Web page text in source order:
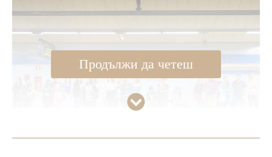
Продължи да четеш